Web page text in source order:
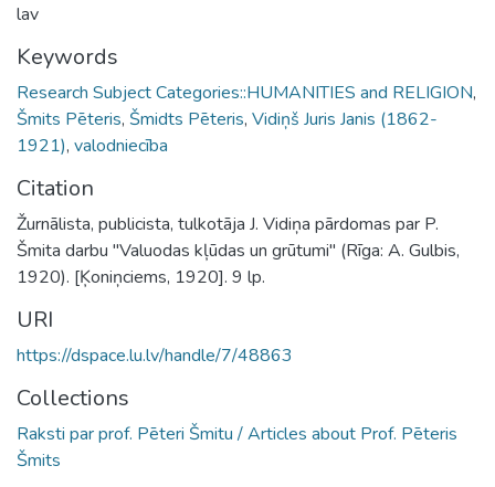
lav
Keywords
Research Subject Categories::HUMANITIES and RELIGION,
Šmits Pēteris, Šmidts Pēteris, Vidiņš Juris Janis (1862-
1921), valodniecība
Citation
Žurnālista, publicista, tulkotāja J. Vidiņa pārdomas par P.
Šmita darbu "Valuodas kļūdas un grūtumi" (Rīga: A. Gulbis,
1920). [Ķoniņciems, 1920]. 9 lp.
URI
https://dspace.lu.lv/handle/7/48863
Collections
Raksti par prof. Pēteri Šmitu / Articles about Prof. Pēteris
Šmits